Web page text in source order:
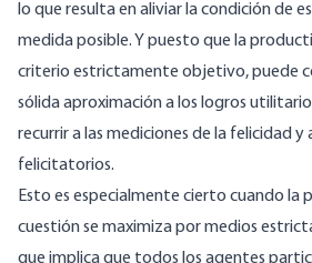
lo que resulta en aliviar la condición de
medida posible. Y puesto que la
criterio estrictamente objetivo, puede
sólida aproximación a los logros
recurrir a las mediciones de la felicidad y
felicitatorios.
Esto es especialmente cierto cuando la
cuestión se maximiza por medios
que implica que todos los agentes